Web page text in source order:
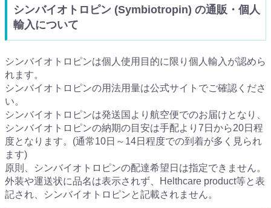
シンバイオトロピン (Symbiotropin) の通販・個人
輸入について
シンバイオトロピンは個人使用目的に限り個人輸入が認めら
れます。
シンバイオトロピンの用法用量は公式サイトでご確認くださ
い。
シンバイオトロピンは発送国より航空便でのお届けとなり、
シンバイオトロピンの納期の目安は手配より7日から20日程
度となります。(通常10日～14日程度での到着が多く見られ
ます)
原則、シンバイオトロピンの配達希望日は指定できません。
外装や運送状に品名は表示されず、Helthcare product等と表
記され、シンバイオトロピンと記載されません。